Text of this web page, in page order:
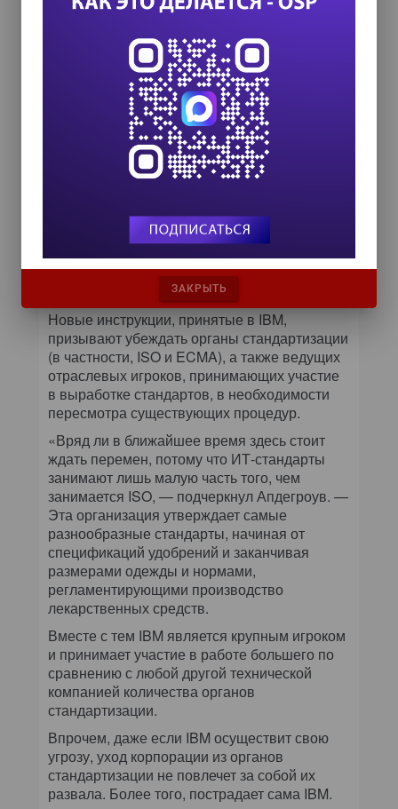
стандарта. А следовательно, у других
поставщиков также появилась возможность
интегрировать средства поддержки формата
OOXML в свои продукты.
Вместе с тем создателей OOXML подвергают
критике за неоправданную сложность
спецификаций. Кроме того, Microsoft
обвиняли в давлении, оказываемом на
В результате они поддержали новый
стандарт в ущерб другим производителям,
в частности IBM. Напомним, что IBM
в течение долгого времени делала ставку на
Новые инструкции, принятые в IBM,
призывают убеждать органы стандартизации
(в частности, ISO и ECMA), а также ведущих
отраслевых игроков, принимающих участие
в выработке стандартов, в необходимости
пересмотра существующих процедур.
«Вряд ли в ближайшее время здесь стоит
ждать перемен, потому что ИТ-стандарты
занимают лишь малую часть того, чем
занимается ISO, — подчеркнул Апдегроув. —
Эта организация утверждает самые
разнообразные стандарты, начиная от
спецификаций удобрений и заканчивая
размерами одежды и нормами,
регламентирующими производство
лекарственных средств.
Вместе с тем IBM является крупным игроком
и принимает участие в работе большего по
сравнению с любой другой технической
компанией количества органов
стандартизации.
Впрочем, даже если IBM осуществит свою
угрозу, уход корпорации из органов
стандартизации не повлечет за собой их
развала. Более того, пострадает сама IBM.
ЗАКРЫТЬ